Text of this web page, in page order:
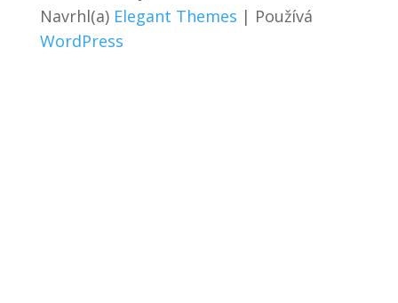
Navrhl(a) Elegant Themes | Používá
WordPress